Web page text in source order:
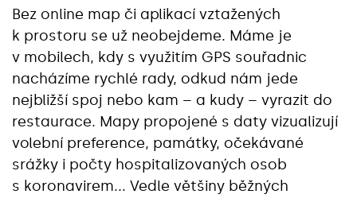
Bez online map či aplikací vztažených
k prostoru se už neobejdeme. Máme je
v mobilech, kdy s využitím GPS souřadnic
nacházíme rychlé rady, odkud nám jede
nejbližší spoj nebo kam – a kudy – vyrazit do
restaurace. Mapy propojené s daty vizualizují
volební preference, památky, očekávané
srážky i počty hospitalizovaných osob
s koronavirem... Vedle většiny běžných